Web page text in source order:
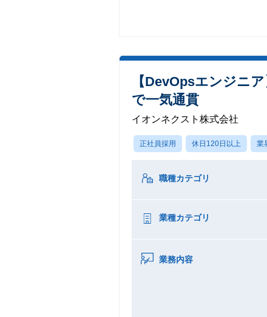
【DevOpsエンジニ
で一気通貫
イオンネクスト株式会社
正社員採用 休日120日以上 業
職種カテゴリ
業種カテゴリ
業務内容